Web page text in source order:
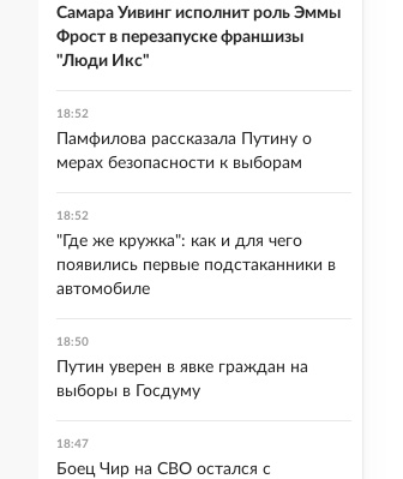
Самара Уивинг исполнит роль Эммы
Фрост в перезапуске франшизы
"Люди Икс"
18:52
Памфилова рассказала Путину о
мерах безопасности к выборам
18:52
"Где же кружка": как и для чего
появились первые подстаканники в
автомобиле
18:50
Путин уверен в явке граждан на
выборы в Госдуму
18:47
Боец Чир на СВО остался с